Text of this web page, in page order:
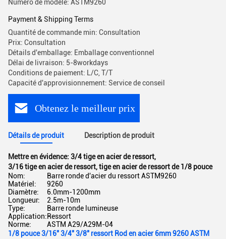
Numéro de modèle: ASTM9260
Payment & Shipping Terms
Quantité de commande min: Consultation
Prix: Consultation
Détails d'emballage: Emballage conventionnel
Délai de livraison: 5-8workdays
Conditions de paiement: L/C, T/T
Capacité d'approvisionnement: Service de conseil
Obtenez le meilleur prix
Détails de produit Description de produit
Mettre en évidence: 3/4 tige en acier de ressort,
3/16 tige en acier de ressort,tige en acier de ressort de 1/8 pouce
Nom:
Barre ronde d'acier du ressort ASTM9260
Matériel:
9260
Diamètre:
6.0mm-1200mm
Longueur:
2.5m-10m
Type:
Barre ronde lumineuse
Application:Ressort
Norme:
ASTM A29/A29M-04
1/8 pouce 3/16" 3/4" 3/8" ressort Rod en acier 6mm 9260 ASTM